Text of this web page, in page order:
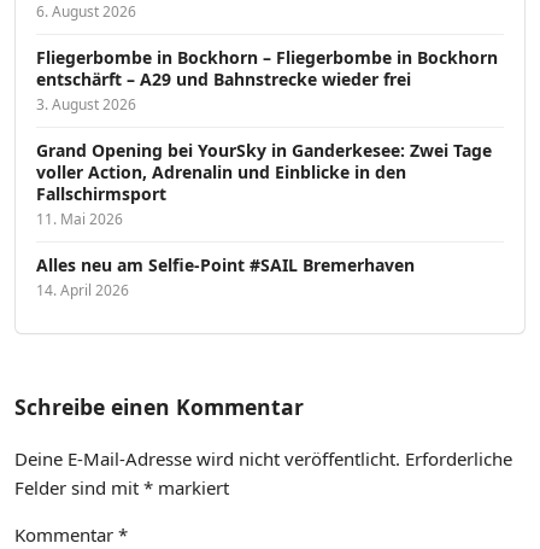
6. August 2026
Fliegerbombe in Bockhorn – Fliegerbombe in Bockhorn
entschärft – A29 und Bahnstrecke wieder frei
3. August 2026
Grand Opening bei YourSky in Ganderkesee: Zwei Tage
voller Action, Adrenalin und Einblicke in den
Fallschirmsport
11. Mai 2026
Alles neu am Selfie-Point #SAIL Bremerhaven
14. April 2026
Schreibe einen Kommentar
Deine E-Mail-Adresse wird nicht veröffentlicht. Erforderliche
Felder sind mit * markiert
Kommentar *